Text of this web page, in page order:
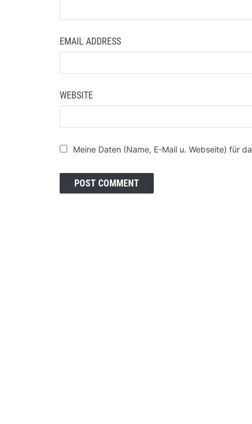
EMAIL ADDRESS
WEBSITE
Meine Daten (Name, E-Mail u. Webseite) für